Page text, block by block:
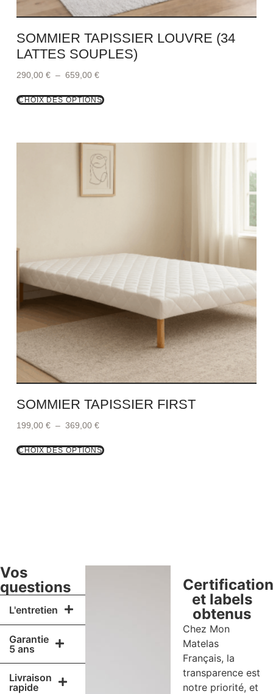
SOMMIER TAPISSIER LOUVRE (34
LATTES SOUPLES)
290,00 € – 659,00 €
CHOIX DES OPTIONS
SOMMIER TAPISSIER FIRST
199,00 € – 369,00 €
CHOIX DES OPTIONS
Vos
questions
L'entretien
Garantie
5 ans
Livraison
rapide
et labels
obtenus
Chez Mon
Matelas
Français, la
transparence est
notre priorité, et